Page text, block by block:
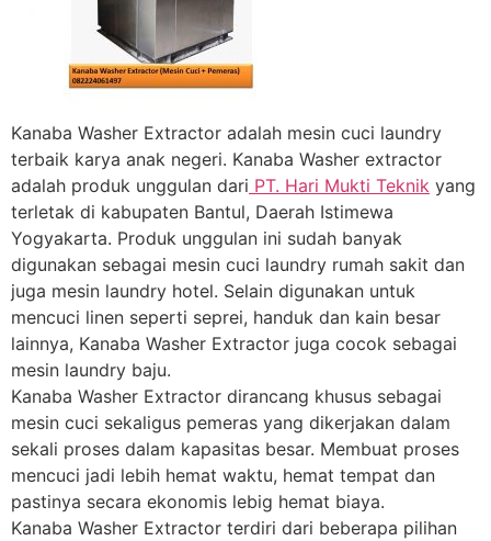
Kanaba Washer Extractor adalah mesin cuci laundry
terbaik karya anak negeri. Kanaba Washer extractor
adalah produk unggulan dari PT. Hari Mukti Teknik yang
terletak di kabupaten Bantul, Daerah Istimewa
Yogyakarta. Produk unggulan ini sudah banyak
digunakan sebagai mesin cuci laundry rumah sakit dan
juga mesin laundry hotel. Selain digunakan untuk
mencuci linen seperti seprei, handuk dan kain besar
lainnya, Kanaba Washer Extractor juga cocok sebagai
mesin laundry baju.
Kanaba Washer Extractor dirancang khusus sebagai
mesin cuci sekaligus pemeras yang dikerjakan dalam
sekali proses dalam kapasitas besar. Membuat proses
mencuci jadi lebih hemat waktu, hemat tempat dan
pastinya secara ekonomis lebig hemat biaya.
Kanaba Washer Extractor terdiri dari beberapa pilihan